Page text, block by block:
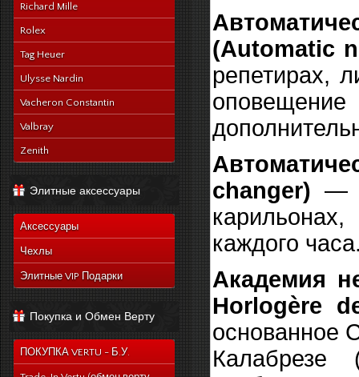
Richard Mille
Rolex
Tag Heuer
Ulysse Nardin
Vacheron Constantin
Valbray
Zenith
Элитные аксессуары
Аксессуары
Чехлы
Элитные VIP Подарки
Покупка и Обмен Верту
ПОКУПКА VERTU - Б.У.
(Automatic
репетирах,
оповещение
changer) —
каждого
Академия
Horlogère
основанное
Калабрезе